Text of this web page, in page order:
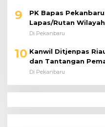
9
PK Bapas
Lapas/Rutan
Umum Jelang Hari
Di Pekanbaru
10 Kanwil Ditjenpas
dan Tantangan
Bersama Komisi XIII
Di Pekanbaru